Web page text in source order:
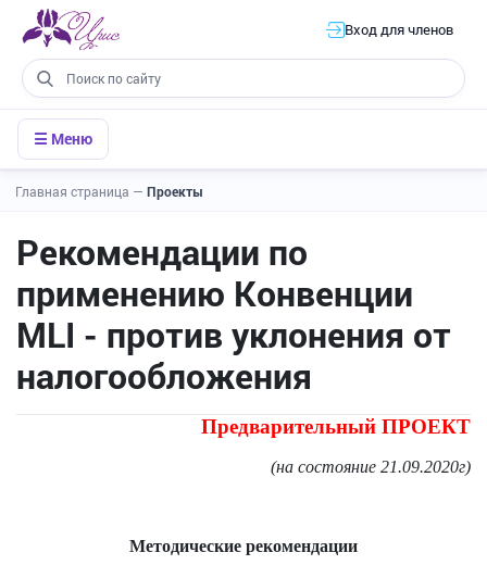
Вход для членов
☰ Меню
Главная страница — Проекты
Рекомендации по
применению Конвенции
MLI - против уклонения от
налогообложения
Предварительный ПРОЕКТ
(на состояние 21.09.2020г)
Методические рекомендации